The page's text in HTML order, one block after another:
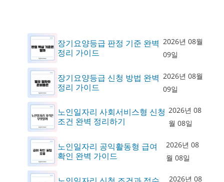
장기요양등급 판정 기준 완벽
정리 가이드
2026년 08월
09일
장기요양등급 신청 방법 완벽
정리 가이드
2026년 08월
09일
노인일자리 사회서비스형 신청
조건 완벽 정리하기
2026년 08
월 08일
노인일자리 공익활동형 급여
확인 완벽 가이드
2026년 08
월 08일
2026년 08